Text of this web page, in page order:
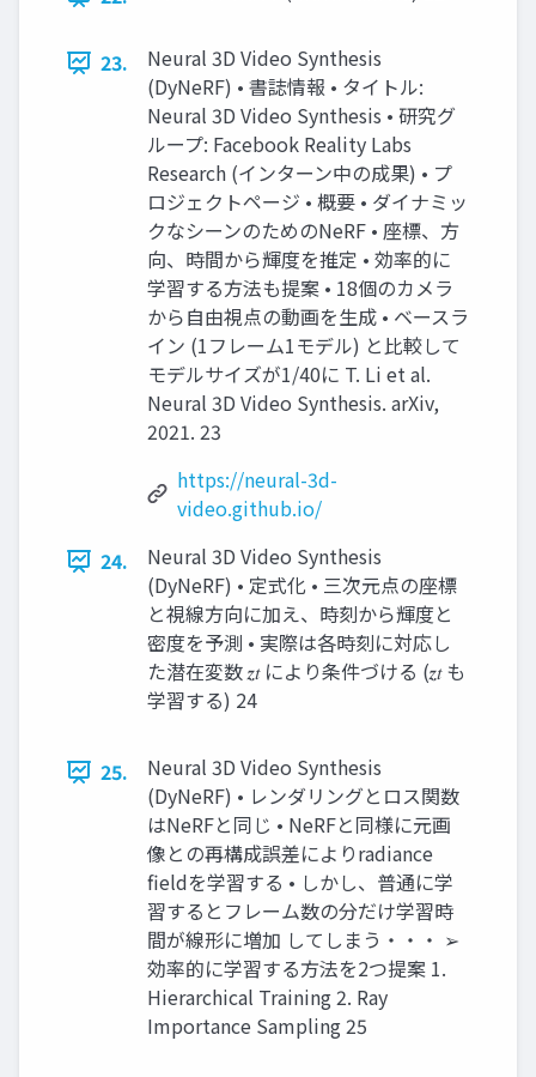
23.
Neural 3D Video Synthesis
(DyNeRF) • 書誌情報 • タイトル:
Neural 3D Video Synthesis • 研究グ
ループ: Facebook Reality Labs
Research (インターン中の成果) • プ
ロジェクトページ • 概要 • ダイナミッ
クなシーンのためのNeRF • 座標、方
向、時間から輝度を推定 • 効率的に
学習する方法も提案 • 18個のカメラ
から自由視点の動画を生成 • ベースラ
イン (1フレーム1モデル) と比較して
モデルサイズが1/40に T. Li et al.
Neural 3D Video Synthesis. arXiv,
2021. 23
https://neural-3d-
video.github.io/
24.
Neural 3D Video Synthesis
(DyNeRF) • 定式化 • 三次元点の座標
と視線方向に加え、時刻から輝度と
密度を予測 • 実際は各時刻に対応し
た潜在変数 𝒛𝑡 により条件づける (𝒛𝑡 も
学習する) 24
25.
Neural 3D Video Synthesis
(DyNeRF) • レンダリングとロス関数
はNeRFと同じ • NeRFと同様に元画
像との再構成誤差によりradiance
fieldを学習する • しかし、普通に学
習するとフレーム数の分だけ学習時
間が線形に増加 してしまう・・・ ➢
効率的に学習する方法を2つ提案 1.
Hierarchical Training 2. Ray
Importance Sampling 25